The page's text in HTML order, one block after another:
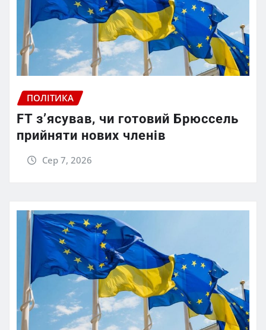
ПОЛІТИКА
FT зʼясував, чи готовий Брюссель
прийняти нових членів
Сер 7, 2026